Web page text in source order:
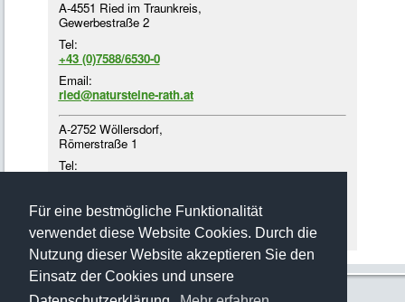
Für eine bestmögliche Funktionalität
verwendet diese Website Cookies. Durch die
Nutzung dieser Website akzeptieren Sie den
Einsatz der Cookies und unsere
A-4551 Ried im Traunkreis,
Gewerbestraße 2
Tel:
+43 (0)7588/6530-0
Email:
ried@natursteine-rath.at
A-2752 Wöllersdorf,
Römerstraße 1
Tel:
Email:
woellersdorf@natursteine-rath.at